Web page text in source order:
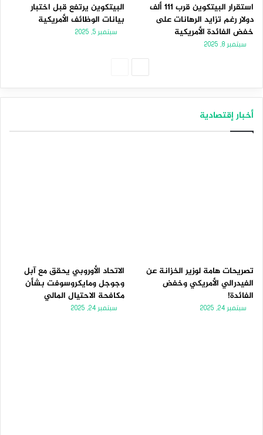
استقرار البيتكوين قرب 111 ألف
دولار رغم تزايد الرهانات على
خفض الفائدة الأمريكية
سبتمبر 8, 2025
البيتكوين يرتفع قبل اختبار
بيانات الوظائف الأمريكية
سبتمبر 5, 2025
أخبار إقتصادية
تصريحات هامة لوزير الخزانة عن
الفيدرالي الأمريكي وخفض
الفائدة!
سبتمبر 24, 2025
الاتحاد الأوروبي يحقق مع آبل
وجوجل ومايكروسوفت بشأن
مكافحة الاحتيال المالي
سبتمبر 24, 2025